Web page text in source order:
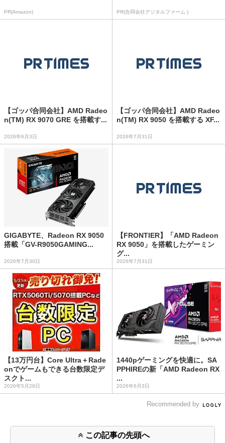
PR(Amazon) PR(合同会社デジタルファーム )
【ゴッパ合同会社】AMD Radeo
n(TM) RX 9070 GRE を搭載す...
2026年6月3日
【ゴッパ合同会社】AMD Radeo
n(TM) RX 9050 を搭載する XF...
2026年7月31日
GIGABYTE、Radeon RX 9050
搭載「GV-R9050GAMING...
2026年7月30日
【FRONTIER】「AMD Radeon
RX 9050」を搭載したゲーミン
グ...
2026年7月31日
【13万円台】Core Ultra＋Rade
onでゲームもできる台数限定デ
スクト...
2026年5月28日
1440pゲーミングを快適に。SA
PPHIREの新「AMD Radeon RX
...
2026年6月3日
Recommended by
この記事の先頭へ